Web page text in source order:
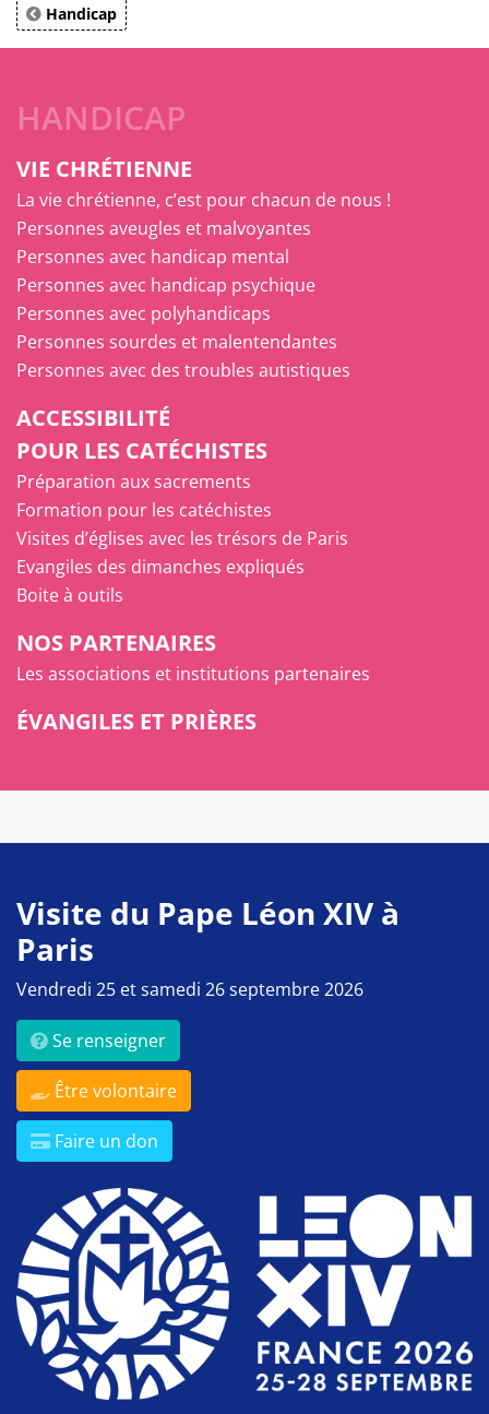
Handicap
HANDICAP
VIE CHRÉTIENNE
La vie chrétienne, c’est pour chacun de nous !
Personnes aveugles et malvoyantes
Personnes avec handicap mental
Personnes avec handicap psychique
Personnes avec polyhandicaps
Personnes sourdes et malentendantes
Personnes avec des troubles autistiques
ACCESSIBILITÉ
POUR LES CATÉCHISTES
Préparation aux sacrements
Formation pour les catéchistes
Visites d’églises avec les trésors de Paris
Evangiles des dimanches expliqués
Boite à outils
NOS PARTENAIRES
Les associations et institutions partenaires
ÉVANGILES ET PRIÈRES
Visite du Pape Léon XIV à
Paris
Vendredi 25 et samedi 26 septembre 2026
Se renseigner
Être volontaire
Faire un don